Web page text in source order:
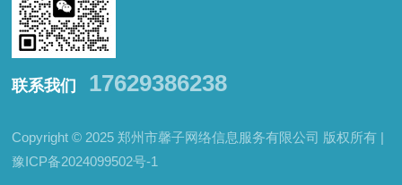
联系我们 17629386238
Copyright © 2025 郑州市馨子网络信息服务有限公司 版权所有 |
豫ICP备2024099502号-1